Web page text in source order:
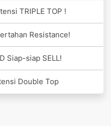
TRIPLE TOP !
Resistance!
Siap-siap SELL!
Double Top